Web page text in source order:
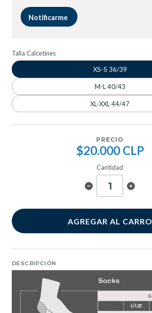
Notificarme
Talla Calcetines
XS-S 36/39
M-L 40/43
XL-XXL 44/47
PRECIO
$20.000 CLP
Cantidad
AGREGAR AL CARRO
DESCRIPCIÓN